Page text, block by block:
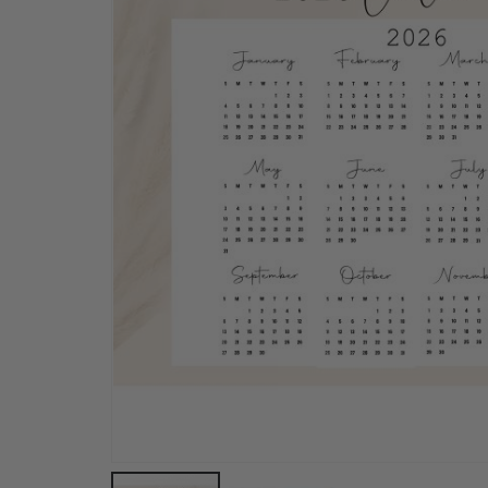
Personlig plakat - Pappa og barn akvarell – AI-